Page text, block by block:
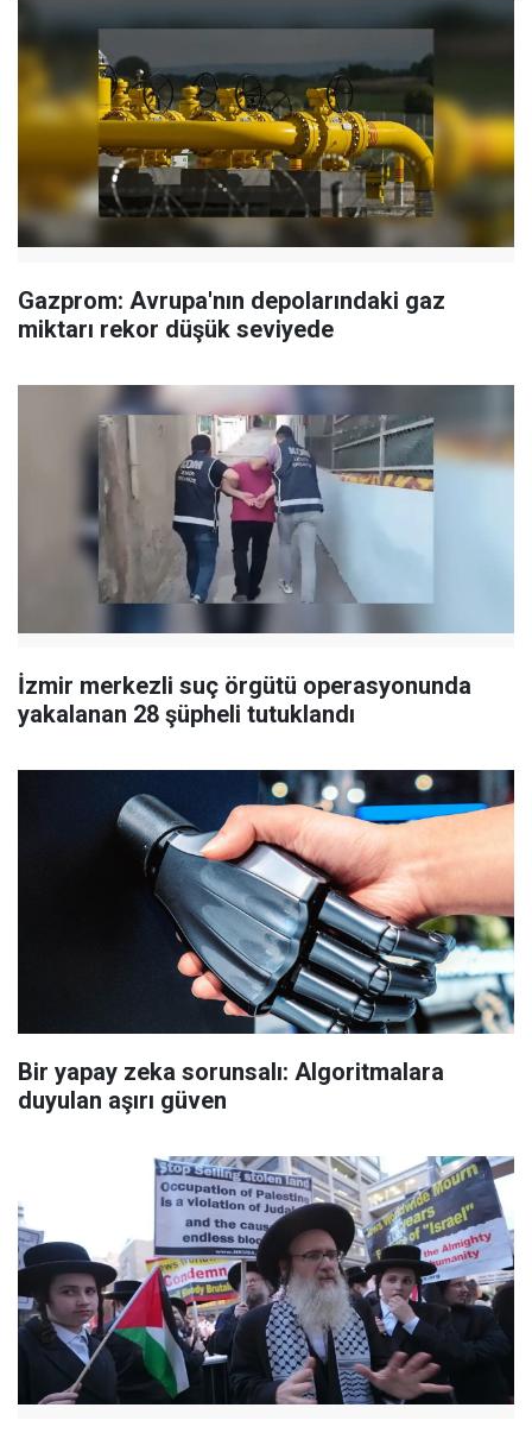
Gazprom: Avrupa'nın depolarındaki gaz
miktarı rekor düşük seviyede
İzmir merkezli suç örgütü operasyonunda
yakalanan 28 şüpheli tutuklandı
Bir yapay zeka sorunsalı: Algoritmalara
duyulan aşırı güven